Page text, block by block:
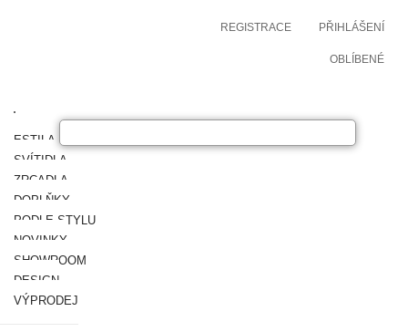
PŘIHLÁŠENÍ
REGISTRACE
OBLÍBENÉ
ESTILA NÁBYTEK
SVÍTIDLA
ZRCADLA
DOPLŇKY
PODLE STYLU
NOVINKY
SHOWROOM
DESIGN
VÝPRODEJ